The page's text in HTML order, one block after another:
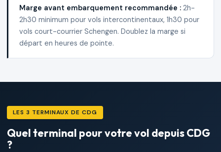
Marge avant embarquement recommandée : 2h-
2h30 minimum pour vols intercontinentaux, 1h30 pour
vols court-courrier Schengen. Doublez la marge si
départ en heures de pointe.
LES 3 TERMINAUX DE CDG
Quel terminal pour votre vol depuis CDG
?